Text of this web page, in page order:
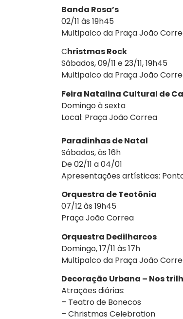
Banda Rosa’s
02/11 às 19h45
Multipalco da Praça João
Christmas Rock
Sábados, 09/11 e 23/11, 19h45
Multipalco da Praça João
Feira Natalina Cultural de
Domingo à sexta
Local: Praça João Correa
Paradinhas de Natal
Sábados, às 16h
De 02/11 a 04/01
Apresentações artísticas:
Orquestra de Teotônia
07/12 às 19h45
Praça João Correa
Orquestra Dedilharcos
Domingo, 17/11 às 17h
Multipalco da Praça João
Decoração Urbana – Nos
Atrações diárias:
– Teatro de Bonecos
– Christmas Celebration